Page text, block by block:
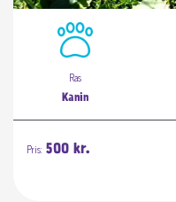
Ras
Kanin
Pris: 500 kr.